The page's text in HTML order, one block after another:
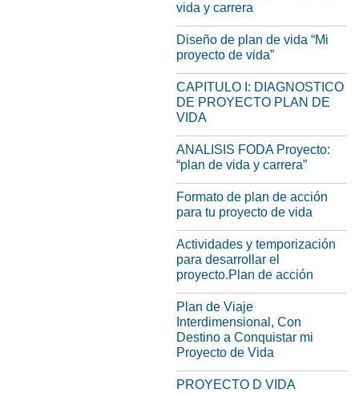
vida y carrera
Diseño de plan de vida “Мi
proyecto de vida”
CAPITULO I: DIAGNOSTICO
DE PROYECTO PLAN DE
VIDA
ANALISIS FODA Proyecto:
“plan de vida y carrera”
Formato de plan de acción
para tu proyecto de vida
Actividades y temporización
para desarrollar el
proyecto.Plan de acción
Plan de Viaje
Interdimensional, Con
Destino a Conquistar mi
Proyecto de Vida
PROYECTO D VIDA